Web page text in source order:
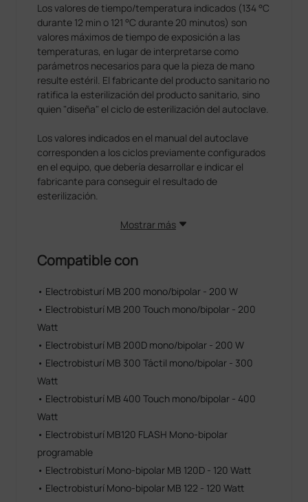
Los valores de tiempo/temperatura indicados (134 °C
durante 12 min o 121 °C durante 20 minutos) son
valores máximos de tiempo de exposición a las
temperaturas, en lugar de interpretarse como
parámetros necesarios para que la pieza de mano
resulte estéril. El fabricante del producto sanitario no
ratifica la esterilización del producto sanitario, sino
quien "diseña" el ciclo de esterilización del autoclave.
Los valores indicados en el manual del autoclave
corresponden a los ciclos previamente configurados
en el equipo, que debería desarrollar e indicar el
fabricante para conseguir el resultado de
esterilización.
Si el tiempo recomendado en el manual del autoclave
puede esterilizarse también con el ciclo más corto.
ese ciclo porque el instrumento podría dañarse.
Por consiguiente, se pueden utilizar ciclos de 121 °C
siempre que duren menos de 20 minutos y ciclos de
134 °C, excepto el pion que dura 20 minutos.
Mostrar más
Compatible con
• Electrobisturí MB 200 mono/bipolar - 200 W
• Electrobisturí MB 200 Touch mono/bipolar - 200
Watt
• Electrobisturí MB 200D mono/bipolar - 200 W
• Electrobisturí MB 300 Táctil mono/bipolar - 300
Watt
• Electrobisturí MB 400 Touch mono/bipolar - 400
Watt
• Electrobisturí MB120 FLASH Mono-bipolar
programable
• Electrobisturí Mono-bipolar MB 120D - 120 Watt
• Electrobisturí Mono-bipolar MB 122 - 120 Watt